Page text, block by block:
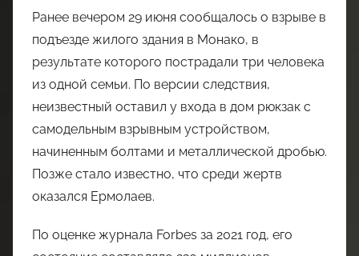
Ранее вечером 29 июня сообщалось о взрыве в
подъезде жилого здания в Монако, в
результате которого пострадали три человека
из одной семьи. По версии следствия,
неизвестный оставил у входа в дом рюкзак с
самодельным взрывным устройством,
начиненным болтами и металлической дробью.
Позже стало известно, что среди жертв
оказался Ермолаев.
По оценке журнала Forbes за 2021 год, его